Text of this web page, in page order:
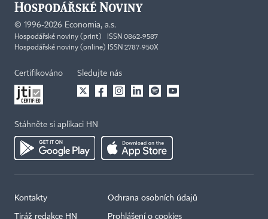
© 1996-2026 Economia, a.s.
Hospodářské noviny (print) ISSN 0862-9587
Hospodářské noviny (online) ISSN 2787-950X
Certifikováno Sledujte nás
Stáhněte si aplikaci HN
Kontakty
Tiráž redakce HN
Ochrana osobních údajů
Prohlášení o cookies